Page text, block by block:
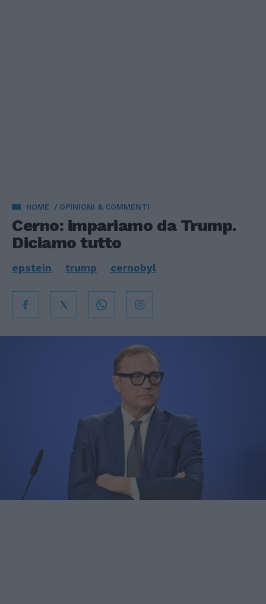
HOME OPINIONI & COMMENTI
Cerno: impariamo da Trump.
Diciamo tutto
epstein trump cernobyl